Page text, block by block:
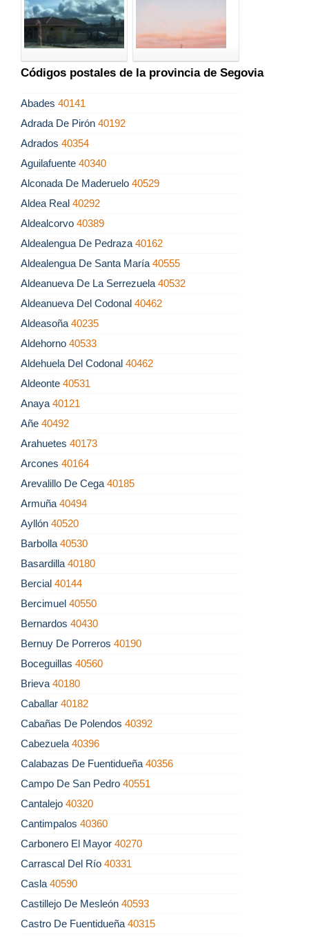
Códigos postales de la provincia de Segovia
Abades 40141
Adrada De Pirón 40192
Adrados 40354
Aguilafuente 40340
Alconada De Maderuelo 40529
Aldea Real 40292
Aldealcorvo 40389
Aldealengua De Pedraza 40162
Aldealengua De Santa María 40555
Aldeanueva De La Serrezuela 40532
Aldeanueva Del Codonal 40462
Aldeasoña 40235
Aldehorno 40533
Aldehuela Del Codonal 40462
Aldeonte 40531
Anaya 40121
Añe 40492
Arahuetes 40173
Arcones 40164
Arevalillo De Cega 40185
Armuña 40494
Ayllón 40520
Barbolla 40530
Basardilla 40180
Bercial 40144
Bercimuel 40550
Bernardos 40430
Bernuy De Porreros 40190
Boceguillas 40560
Brieva 40180
Caballar 40182
Cabañas De Polendos 40392
Cabezuela 40396
Calabazas De Fuentidueña 40356
Campo De San Pedro 40551
Cantalejo 40320
Cantimpalos 40360
Carbonero El Mayor 40270
Carrascal Del Río 40331
Casla 40590
Castillejo De Mesleón 40593
Castro De Fuentidueña 40315